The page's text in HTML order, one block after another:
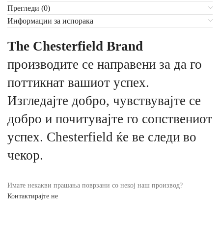
Прегледи (0)
Информации за испорака
The Chesterfield Brand
производите се направени за да го
поттикнат вашиот успех.
Изгледајте добро, чувствувајте се
добро и почитувајте го сопствениот
успех. Chesterfield ќе ве следи во
чекор.
Имате некакви прашања поврзани со некој наш производ?
Контактирајте не